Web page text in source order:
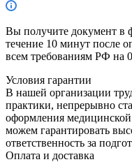
Вы получите документ в
течение 10 минут после
всем требованиям РФ на
Условия гарантии
В нашей организации
практики, непрерывно
оформления
можем гарантировать
ответственность за
Оплата и доставка